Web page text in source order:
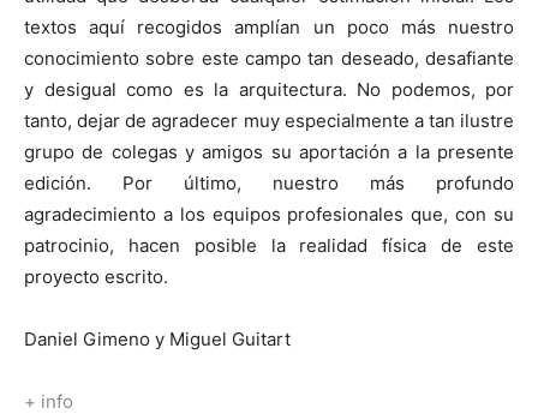
textos aquí recogidos amplían un poco más nuestro
conocimiento sobre este campo tan deseado, desafiante
y desigual como es la arquitectura. No podemos, por
tanto, dejar de agradecer muy especialmente a tan ilustre
grupo de colegas y amigos su aportación a la presente
edición. Por último, nuestro más profundo
agradecimiento a los equipos profesionales que, con su
patrocinio, hacen posible la realidad física de este
proyecto escrito.
Daniel Gimeno y Miguel Guitart
+ info